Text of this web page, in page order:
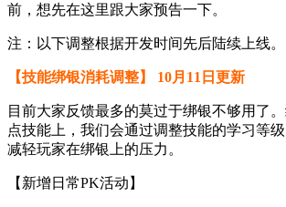
前，想先在这里跟大家预告一下。
注：以下调整根据开发时间先后陆续上线。
【技能绑银消耗调整】 10月11日更新
目前大家反馈最多的莫过于绑银不够用了
点技能上，我们会通过调整技能的学习等
减轻玩家在绑银上的压力。
【新增日常PK活动】